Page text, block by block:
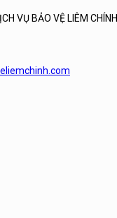
VỤ BẢO VỆ LIÊM CHÍNH